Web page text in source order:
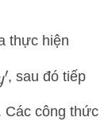
thực hiện
′, sau đó tiếp
Các công thức